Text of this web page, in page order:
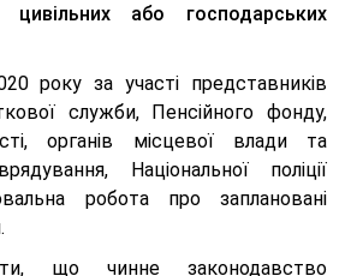
або господарських
року за участі представників
служби, Пенсійного фонду,
органів місцевої влади та
Національної поліції
робота про заплановані
що чинне законодавство